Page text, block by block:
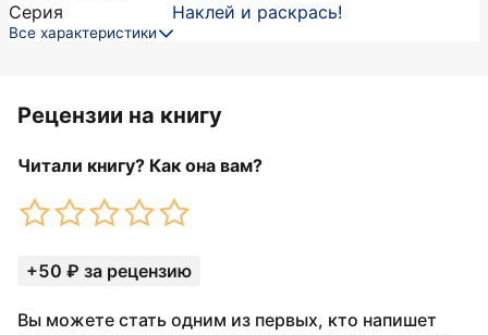
Серия
Наклей и раскрась!
Все характеристики
Рецензии на книгу
Читали книгу? Как она вам?
+50 ₽ за рецензию
Вы можете стать одним из первых, кто напишет